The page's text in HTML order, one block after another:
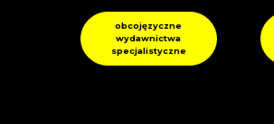
obcojęzyczne
wydawnictwa
specjalistyczne